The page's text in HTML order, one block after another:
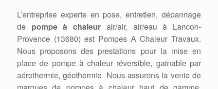
L’entreprise experte en pose, entretien, dépannage
de pompe à chaleur air/air, air/eau à Lancon-
Provence (13680) est Pompes A Chaleur Travaux.
Nous proposons des prestations pour la mise en
place de pompe à chaleur réversible, gainable par
aérothermie, géothermie. Nous assurons la vente de